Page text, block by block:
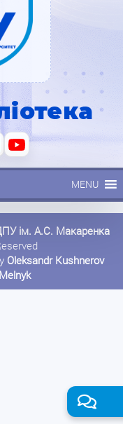
MENU
ім. А.С. Макаренка
Oleksandr Kushnerov